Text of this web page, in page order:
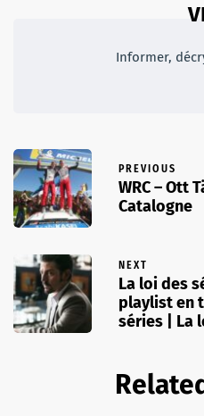
Informer,
PREVIOUS
WRC – Ott
Catalogne
NEXT
La loi des
playlist en
séries | La